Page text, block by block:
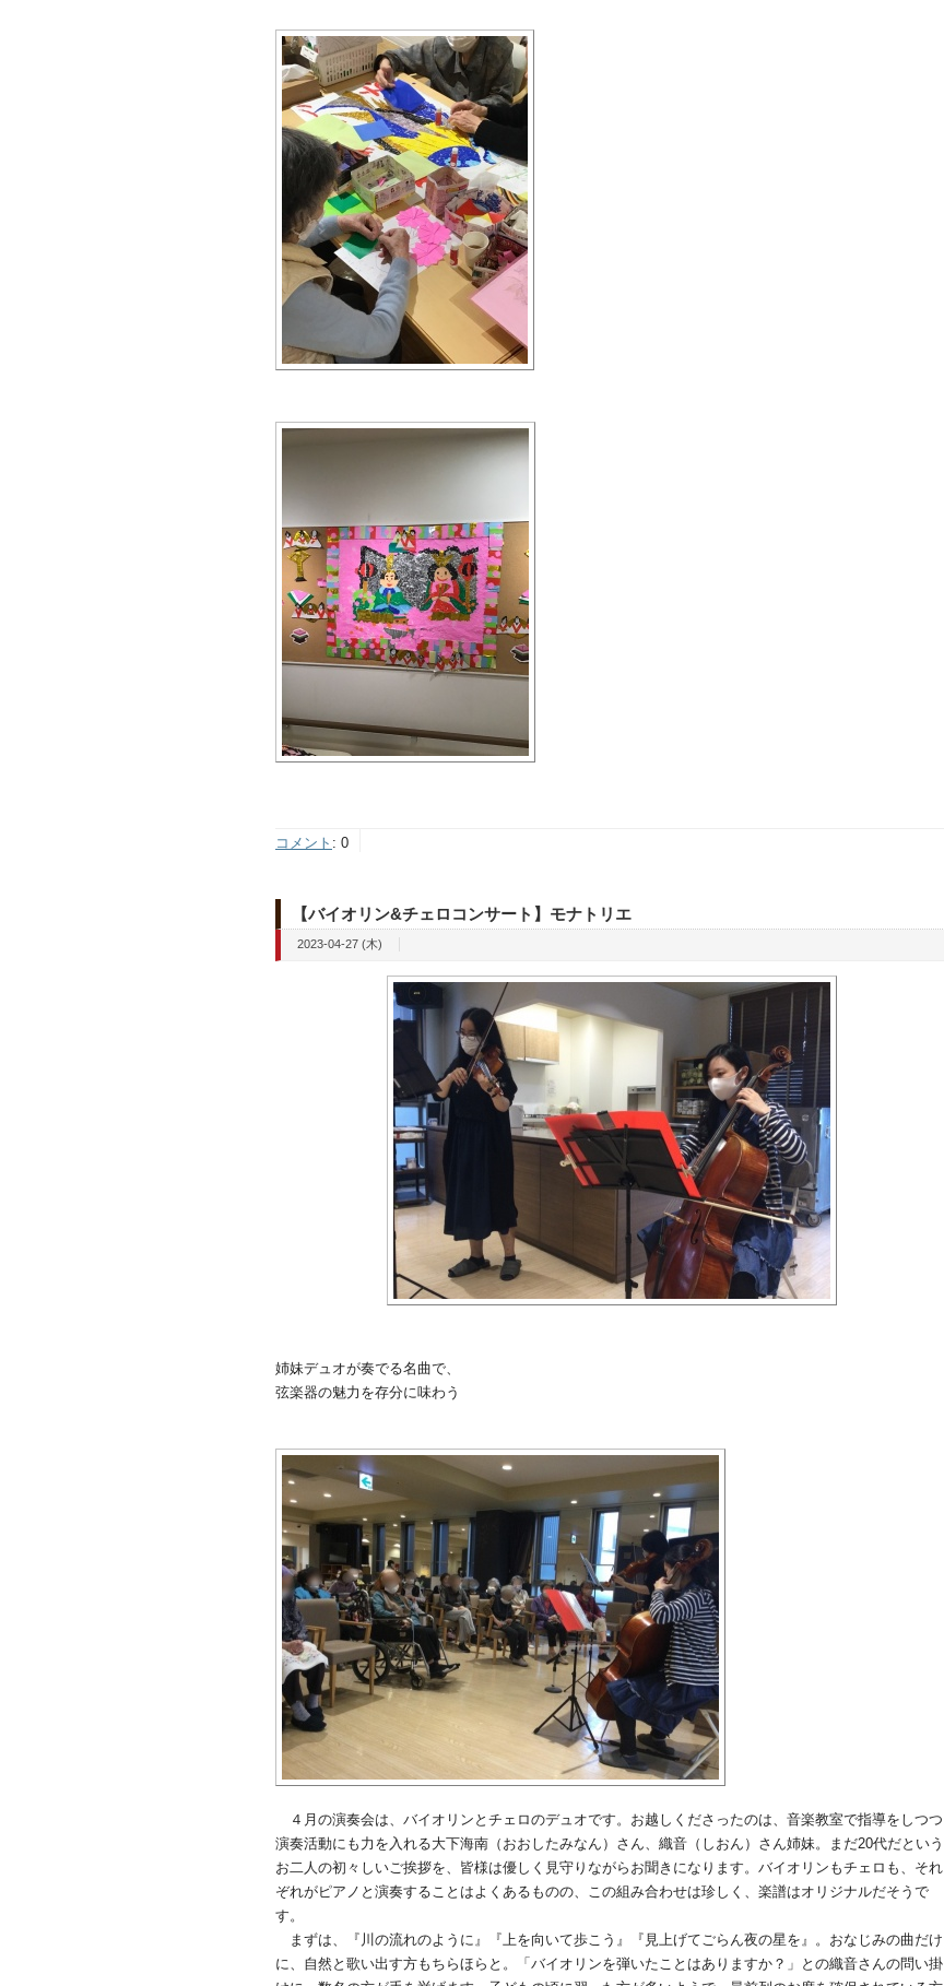
コメント : 0
【バイオリン&チェロコンサート】モナトリエ
2023-04-27 (木)
姉妹デュオが奏でる名曲で、
弦楽器の魅力を存分に味わう
４月の演奏会は、バイオリンとチェロのデュオです。お越しくださったのは、音楽教室で指導をしつつ
演奏活動にも力を入れる大下海南（おおしたみなん）さん、織音（しおん）さん姉妹。まだ20代だという
お二人の初々しいご挨拶を、皆様は優しく見守りながらお聞きになります。バイオリンもチェロも、それ
ぞれがピアノと演奏することはよくあるものの、この組み合わせは珍しく、楽譜はオリジナルだそうで
す。
まずは、『川の流れのように』『上を向いて歩こう』『見上げてごらん夜の星を』。おなじみの曲だけ
に、自然と歌い出す方もちらほらと。「バイオリンを弾いたことはありますか？」との織音さんの問い掛